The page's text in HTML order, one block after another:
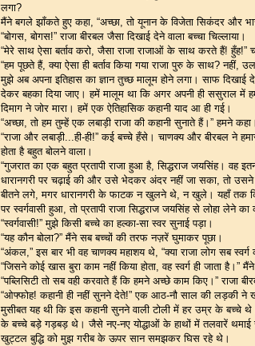
लगा?
मैंने बगले झाँकते हुए कहा, “अच्छा, तो यूनान के विजेता सिकंदर और
“बोगस, बोगस!” राजा बीरबल जैसा दिखाई देने वाला बच्चा चिल्लाया।
“मेरे साथ ऐसा बर्ताव करो, जैसा राजा राजाओं के साथ करते हैं! हुँह!”
“हम पूछते हैं, क्या ऐसा ही बर्ताव किया गया राजा पुरु के साथ?
मुझे अब अपना इतिहास का ज्ञान तुच्छ मालूम होने लगा। साफ दिखाई
देकर बहका दिया जाए। हमें मालूम था कि अगर अपनी ही ससुराल में
दिमाग ने जोर मारा। हमें एक ऐतिहासिक कहानी याद आ ही गई।
“अच्छा, तो हम तुम्हें एक लबाड़ी राजा की कहानी सुनाते हैं।” हमने कहा।
“राजा और लबाड़ी...ही-ही!” कई बच्चे हँसे। चाणक्य और बीरबल ने
होता है बहुत बोलने वाला।
“गुजरात का एक बहुत प्रतापी राजा हुआ है, सिद्धराज जयसिंह। वह
धारानगरी पर चढ़ाई की और उसे भेदकर अंदर नहीं जा सका, तो उसने
बीतने लगे, मगर धारानगरी के फाटक न खुलने थे, न खुले। यहाँ तक कि
पर स्वर्गवासी हुआ, तो प्रतापी राजा सिद्धराज जयसिंह से लोहा लेने
“स्वर्गवासी!” मुझे किसी बच्चे का हल्का-सा स्वर सुनाई पड़ा।
“यह कौन बोला?” मैंने सब बच्चों की तरफ नज़रें घुमाकर पूछा।
“अंकल,” इस बार भी वह चाणक्य महाशय थे, “क्या राजा लोग सब स्वर्ग
“जिसने कोई खास बुरा काम नहीं किया होता, वह स्वर्ग ही जाता है।”
“पब्लिसिटी तो सब वही करवाते हैं कि हमने अच्छे काम किए।” राजा
“ओफ्फोह! कहानी ही नहीं सुनने देते!” एक आठ-नौ साल की लड़की ने
मुसीबत यह थी कि इस कहानी सुनने वाली टोली में हर उम्र के बच्चे
के बच्चे बड़े गड़बड़ थे। जैसे नए-नए योद्धाओं के हाथों में तलवारें थमाई
खुट्टल बुद्धि को मुझ गरीब के ऊपर सान समझकर घिस रहे थे।